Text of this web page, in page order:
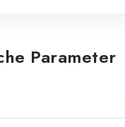
Parameter